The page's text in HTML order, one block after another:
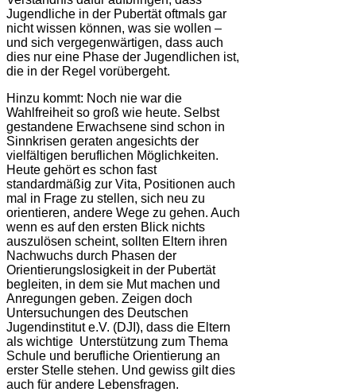
Jugendliche in der Pubertät oftmals gar
nicht wissen können, was sie wollen –
und sich vergegenwärtigen, dass auch
dies nur eine Phase der Jugendlichen ist,
die in der Regel vorübergeht.
Hinzu kommt: Noch nie war die
Wahlfreiheit so groß wie heute. Selbst
gestandene Erwachsene sind schon in
Sinnkrisen geraten angesichts der
vielfältigen beruflichen Möglichkeiten.
Heute gehört es schon fast
standardmäßig zur Vita, Positionen auch
mal in Frage zu stellen, sich neu zu
orientieren, andere Wege zu gehen. Auch
wenn es auf den ersten Blick nichts
auszulösen scheint, sollten Eltern ihren
Nachwuchs durch Phasen der
Orientierungslosigkeit in der Pubertät
begleiten, in dem sie Mut machen und
Anregungen geben. Zeigen doch
Untersuchungen des Deutschen
Jugendinstitut e.V. (DJI), dass die Eltern
als wichtige Unterstützung zum Thema
Schule und berufliche Orientierung an
erster Stelle stehen. Und gewiss gilt dies
auch für andere Lebensfragen.